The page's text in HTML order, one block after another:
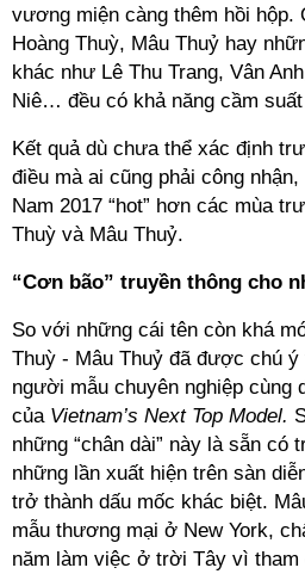
vương miện càng thêm hồi hộp.
Hoàng Thuỳ, Mâu Thuỷ hay
khác như Lê Thu Trang, Vân
Niê… đều có khả năng cầm suất
Kết quả dù chưa thể xác định
điều mà ai cũng phải công
Nam 2017 “hot” hơn các mùa
Thuỳ và Mâu Thuỷ.
“Cơn bão” truyền thông cho
So với những cái tên còn khá
Thuỳ - Mâu Thuỷ đã được chú
người mẫu chuyên nghiệp cùng
của Vietnam’s Next Top Model.
những “chân dài” này là sẵn có
những lần xuất hiện trên sàn
trở thành dấu mốc khác biệt.
mẫu thương mại ở New York,
năm làm việc ở trời Tây vì tham